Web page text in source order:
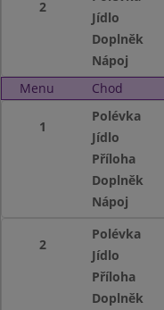
2
Jídlo
Doplněk
Nápoj
Menu
Chod
1
Polévka
Jídlo
Příloha
Doplněk
Nápoj
2
Polévka
Jídlo
Příloha
Doplněk